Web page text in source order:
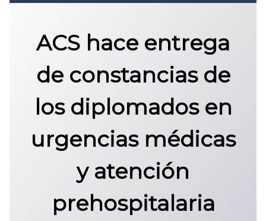
CONVOCATORIA DE INGRESO UAZ
ACS hace entrega
de constancias de
los diplomados en
urgencias médicas
y atención
prehospitalaria